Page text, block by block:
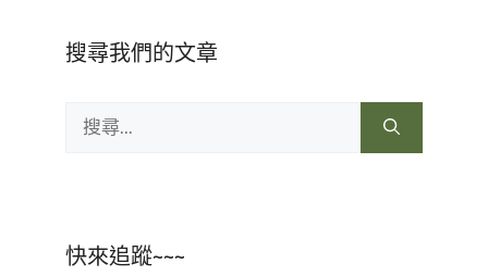
搜尋我們的文章
尋:
快來追蹤~~~